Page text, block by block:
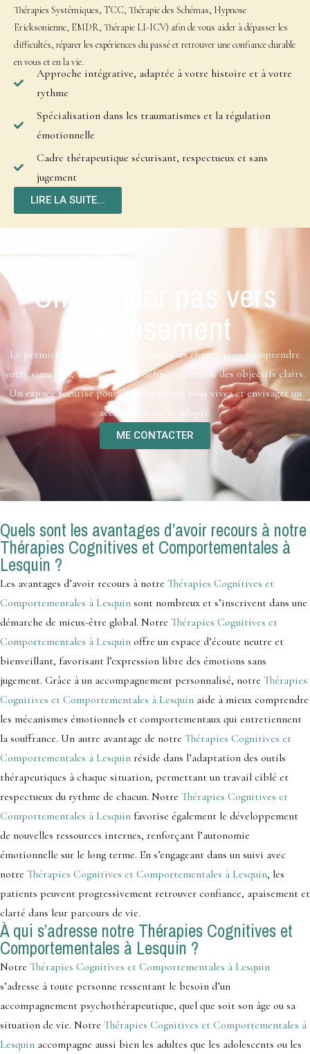
Thérapies Systémiques, TCC, Thérapie des Schémas, Hypnose
Ericksonienne, EMDR, Thérapie LI-ICV) afin de vous aider à dépasser les
difficultés, réparer les expériences du passé et retrouver une confiance durable
en vous et en la vie.
Approche intégrative, adaptée à votre histoire et à votre
rythme
Spécialisation dans les traumatismes et la régulation
émotionnelle
Cadre thérapeutique sécurisant, respectueux et sans
jugement
LIRE LA SUITE...
Un premier pas vers
l’apaisement
Le premier rendez-vous est un temps d’échange pour comprendre
votre situation, vos besoins et définir ensemble des objectifs clairs.
Un espace sécurisé pour déposer ce que vous vivez et envisager un
accompagnement adapté.
ME CONTACTER
Quels sont les avantages d’avoir recours à notre
Thérapies Cognitives et Comportementales à
Lesquin ?
Les avantages d’avoir recours à notre Thérapies Cognitives et
Comportementales à Lesquin sont nombreux et s’inscrivent dans une
démarche de mieux-être global. Notre Thérapies Cognitives et
Comportementales à Lesquin offre un espace d’écoute neutre et
bienveillant, favorisant l’expression libre des émotions sans
jugement. Grâce à un accompagnement personnalisé, notre Thérapies
Cognitives et Comportementales à Lesquin aide à mieux comprendre
les mécanismes émotionnels et comportementaux qui entretiennent
la souffrance. Un autre avantage de notre Thérapies Cognitives et
Comportementales à Lesquin réside dans l’adaptation des outils
thérapeutiques à chaque situation, permettant un travail ciblé et
respectueux du rythme de chacun. Notre Thérapies Cognitives et
Comportementales à Lesquin favorise également le développement
de nouvelles ressources internes, renforçant l’autonomie
émotionnelle sur le long terme. En s’engageant dans un suivi avec
notre Thérapies Cognitives et Comportementales à Lesquin, les
patients peuvent progressivement retrouver confiance, apaisement et
clarté dans leur parcours de vie.
À qui s’adresse notre Thérapies Cognitives et
Comportementales à Lesquin ?
Notre Thérapies Cognitives et Comportementales à Lesquin
s’adresse à toute personne ressentant le besoin d’un
accompagnement psychothérapeutique, quel que soit son âge ou sa
situation de vie. Notre Thérapies Cognitives et Comportementales à
Lesquin accompagne aussi bien les adultes que les adolescents ou les